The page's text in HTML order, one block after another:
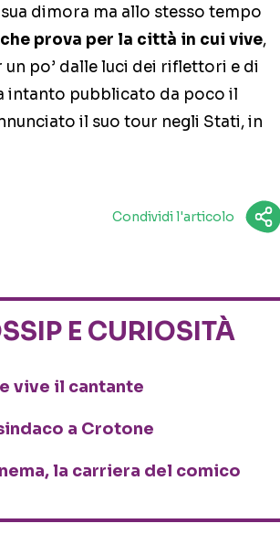
dimora ma allo stesso tempo
prova per la città in cui vive,
po’ dalle luci dei riflettori e di
intanto pubblicato da poco il
il suo tour negli Stati, in
Condividi l'articolo
E CURIOSITÀ
vive il cantante
a Crotone
la carriera del comico